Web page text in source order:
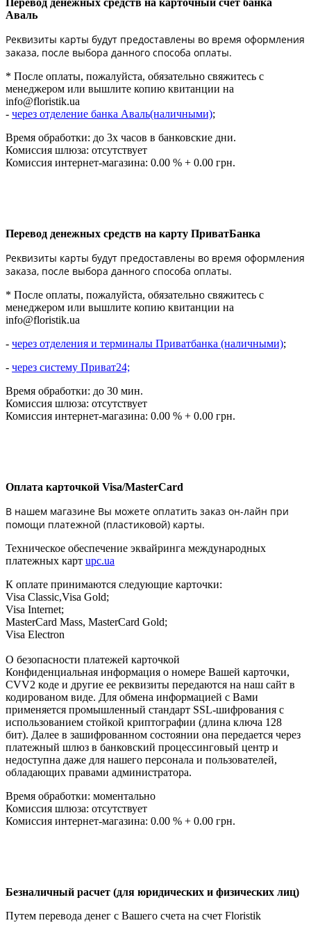
Аваль
Реквизиты карты будут предоставлены во время оформления
заказа, после выбора данного способа оплаты.
* После оплаты, пожалуйста, обязательно свяжитесь с
менеджером или вышлите копию квитанции на
info@floristik.ua
- через отделение банка Аваль(наличными);
Время обработки: до 3х часов в банковские дни.
Комиссия шлюза: отсутствует
Комиссия интернет-магазина: 0.00 % + 0.00 грн.
Перевод денежных средств на карту ПриватБанка
Реквизиты карты будут предоставлены во время оформления
заказа, после выбора данного способа оплаты.
* После оплаты, пожалуйста, обязательно свяжитесь с
менеджером или вышлите копию квитанции на
info@floristik.ua
- через отделения и терминалы Приватбанка (наличными);
- через систему Приват24;
Время обработки: до 30 мин.
Комиссия шлюза: отсутствует
Комиссия интернет-магазина: 0.00 % + 0.00 грн.
Оплата карточкой Visa/MasterCard
В нашем магазине Вы можете оплатить заказ он-лайн при
помощи платежной (пластиковой) карты.
Техническое обеспечение эквайринга международных
платежных карт upc.ua
К оплате принимаются следующие карточки:
Visa Classic,Visa Gold;
Visa Internet;
MasterCard Mass, MasterCard Gold;
Visa Electron
О безопасности платежей карточкой
Конфиденциальная информация о номере Вашей карточки,
CVV2 коде и другие ее реквизиты передаются на наш сайт в
кодированом виде. Для обмена информацией с Вами
применяется промышленный стандарт SSL-шифрования с
использованием стойкой криптографии (длина ключа 128
бит). Далее в зашифрованном состоянии она передается через
платежный шлюз в банковский процессинговый центр и
недоступна даже для нашего персонала и пользователей,
обладающих правами администратора.
Время обработки: моментально
Комиссия шлюза: отсутствует
Комиссия интернет-магазина: 0.00 % + 0.00 грн.
Безналичный расчет (для юридических и физических лиц)
Путем перевода денег с Вашего счета на счет Floristik